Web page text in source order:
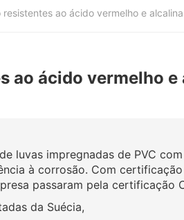
resistentes ao ácido vermelho e
ao ácido vermelho e
luvas impregnadas de PVC
à corrosão. Com
passaram pela certificação
da Suécia,